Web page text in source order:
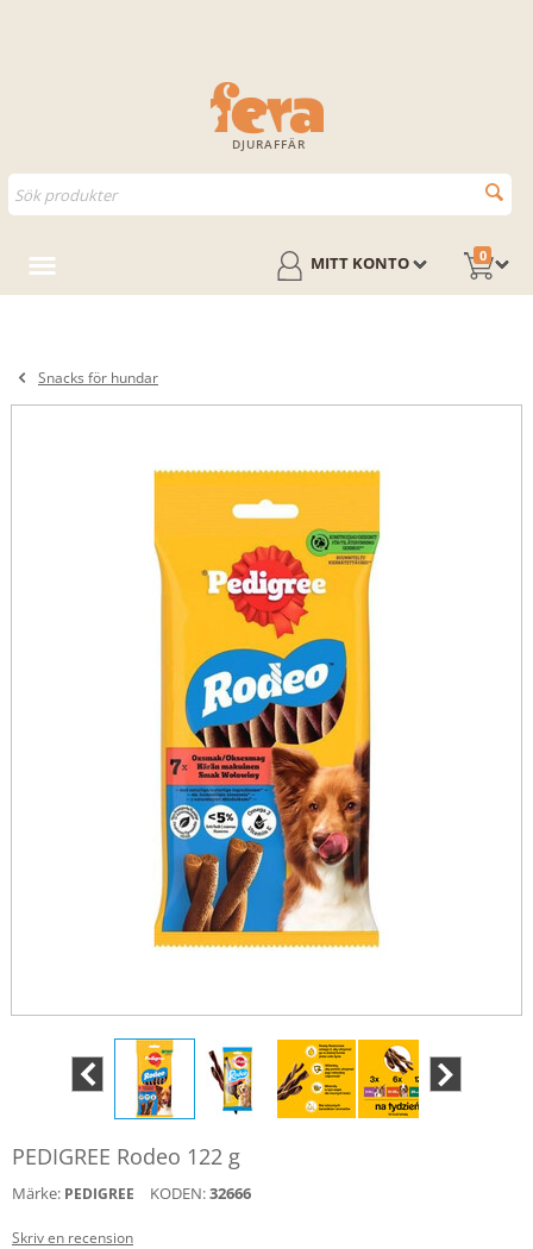
DJURAFFÄR
0
MITT KONTO
Snacks för hundar
PEDIGREE Rodeo 122 g
Märke: PEDIGREE KODEN:32666
Skriv en recension